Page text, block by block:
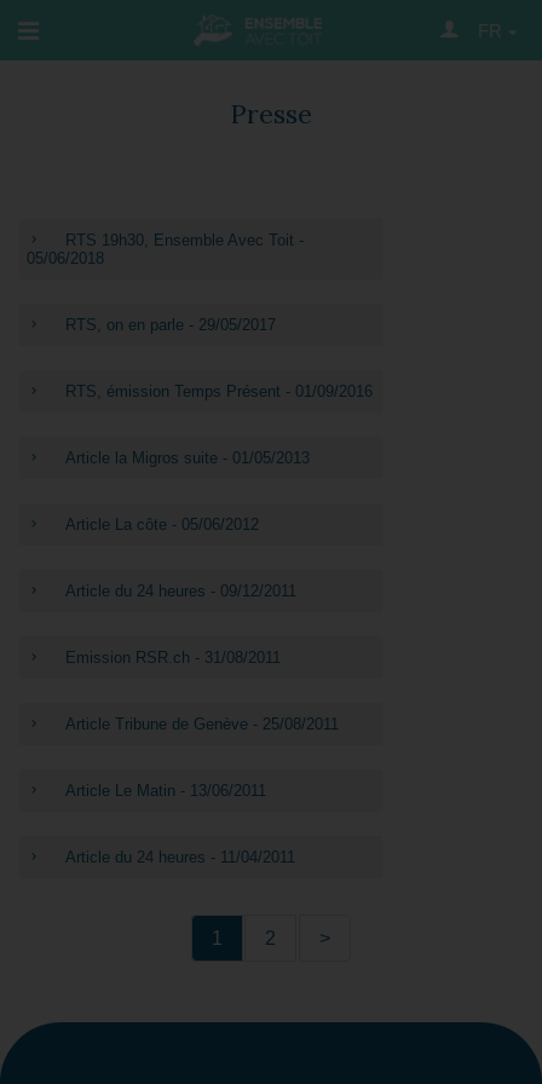
FR
Presse
RTS 19h30, Ensemble Avec Toit -
05/06/2018
RTS, on en parle - 29/05/2017
RTS, émission Temps Présent - 01/09/2016
Article la Migros suite - 01/05/2013
Article La côte - 05/06/2012
Article du 24 heures - 09/12/2011
Emission RSR.ch - 31/08/2011
Article Tribune de Genève - 25/08/2011
Article Le Matin - 13/06/2011
Article du 24 heures - 11/04/2011
1 2 >